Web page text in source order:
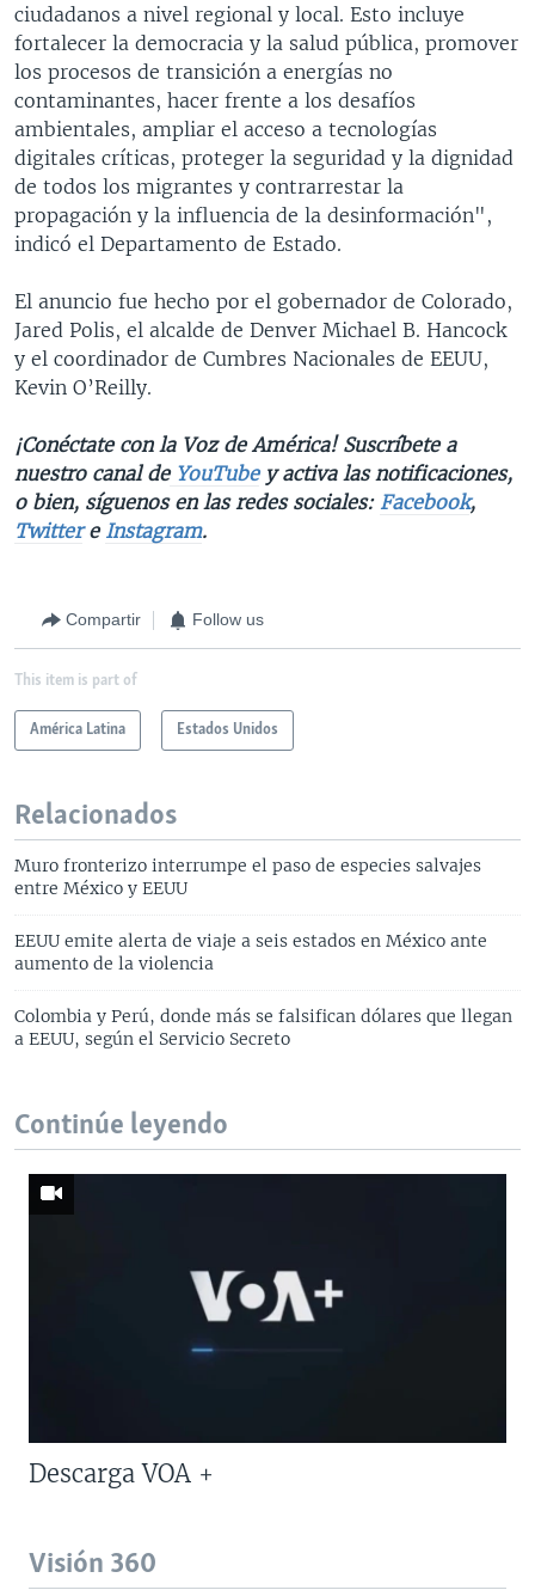
ciudadanos a nivel regional y local. Esto incluye
fortalecer la democracia y la salud pública, promover
los procesos de transición a energías no
contaminantes, hacer frente a los desafíos
ambientales, ampliar el acceso a tecnologías
digitales críticas, proteger la seguridad y la dignidad
de todos los migrantes y contrarrestar la
propagación y la influencia de la desinformación",
indicó el Departamento de Estado.
El anuncio fue hecho por el gobernador de Colorado,
Jared Polis, el alcalde de Denver Michael B. Hancock
y el coordinador de Cumbres Nacionales de EEUU,
Kevin O’Reilly.
¡Conéctate con la Voz de América! Suscríbete a
nuestro canal deYouTube y activa las notificaciones,
o bien, síguenos en las redes sociales: Facebook,
Twittere Instagram.
Compartir Follow us
This item is part of
América Latina Estados Unidos
Relacionados
Muro fronterizo interrumpe el paso de especies salvajes
entre México y EEUU
EEUU emite alerta de viaje a seis estados en México ante
aumento de la violencia
Colombia y Perú, donde más se falsifican dólares que llegan
a EEUU, según el Servicio Secreto
Continúe leyendo
Descarga VOA +
Visión 360